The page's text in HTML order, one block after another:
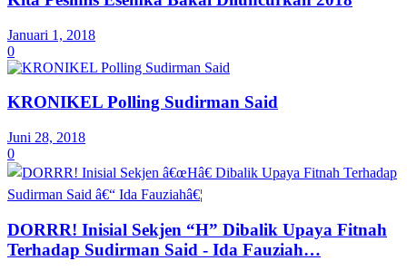
Januari 1, 2018
0
KRONIKEL Polling Sudirman Said
Juni 28, 2018
0
DORRR! Inisial Sekjen “H” Dibalik Upaya Fitnah
Terhadap Sudirman Said - Ida Fauziah…